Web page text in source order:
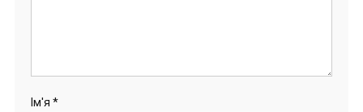
Ім'я *